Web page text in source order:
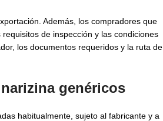
Además, los compradores que
de inspección y las condiciones
los documentos requeridos y la ruta de
genéricos
habitualmente, sujeto al fabricante y a